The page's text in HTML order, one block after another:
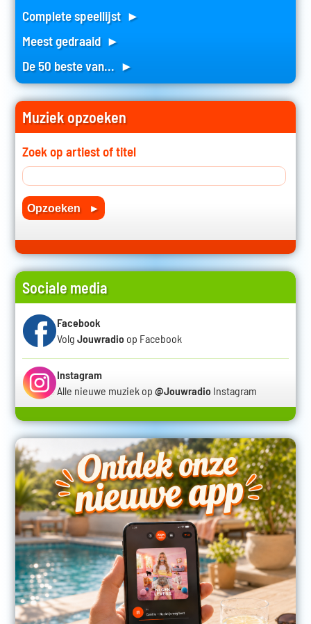
Complete speellijst ►
Meest gedraaid ►
De 50 beste van... ►
Muziek opzoeken
Zoek op artiest of titel
Sociale media
Facebook
Volg Jouwradioop Facebook
Instagram
Alle nieuwe muziek op @JouwradioInstagram